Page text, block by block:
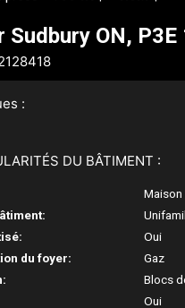
Sudbury ON, P3E
:
DU BÂTIMENT :
Oui
du foyer:
Gaz
Blocs
Oui